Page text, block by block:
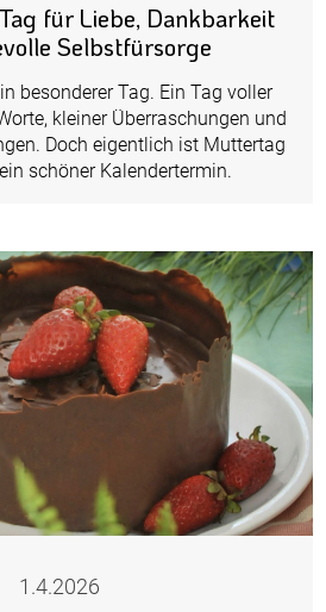
für Liebe, Dankbarkeit
Selbstfürsorge
besonderer Tag. Ein Tag voller
kleiner Überraschungen und
Doch eigentlich ist Muttertag
schöner Kalendertermin.
1.4.2026